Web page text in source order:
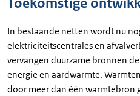
In bestaande netten wordt nu
elektriciteitscentrales en
vervangen duurzame bronnen
energie en aardwarmte.
door meer dan één warmtebron